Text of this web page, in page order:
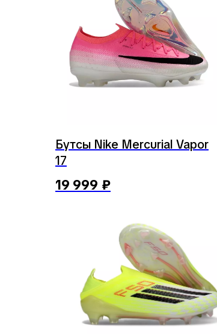
Бутсы Nike Mercurial Vapor
17
19 999 ₽